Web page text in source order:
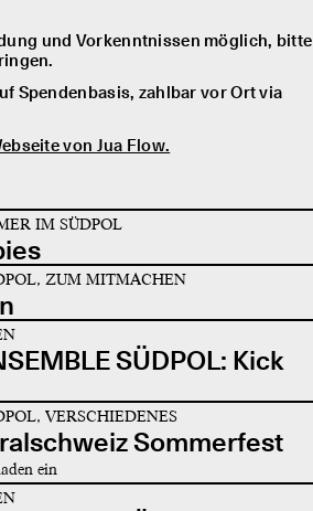
und Vorkenntnissen möglich, bitte
Spendenbasis, zahlbar vor Ort via
von Jua Flow.
IM SÜDPOL
ZUM MITMACHEN
SÜDPOL: Kick
VERSCHIEDENES
Sommerfest
ein